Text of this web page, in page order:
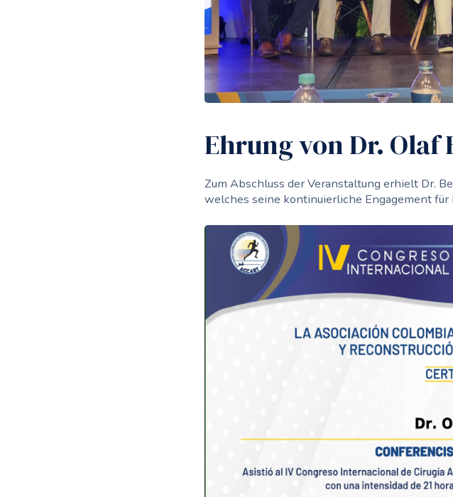
Ehrung von Dr. Olaf
Zum Abschluss der Veranstaltung erhielt Dr.
welches seine kontinuierliche Engagement